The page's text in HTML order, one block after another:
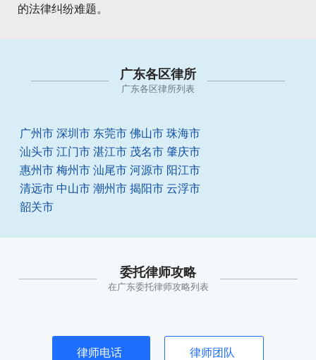
的法律纠纷难题。
广东各区律所
广东各区律所列表
广州市 深圳市 东莞市 佛山市 珠海市
汕头市 江门市 湛江市 茂名市 肇庆市
惠州市 梅州市 汕尾市 河源市 阳江市
清远市 中山市 潮州市 揭阳市 云浮市
韶关市
委托律师攻略
在广东委托律师攻略列表
律师电话 律师团队